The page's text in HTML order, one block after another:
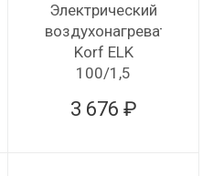
Электрический
воздухонагреватель
Korf ELK
100/1,5
3 676 ₽